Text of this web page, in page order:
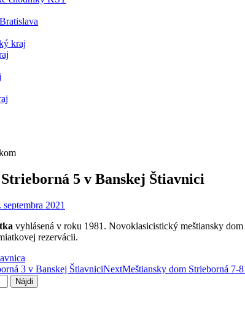
kraj
5 v Banskej Štiavnici
septembra 2021
vyhlásená v roku 1981. Novoklasicistický meštiansky
rezervácii.
3 v Banskej ŠtiavniciNextMeštiansky dom Strieborná 7-